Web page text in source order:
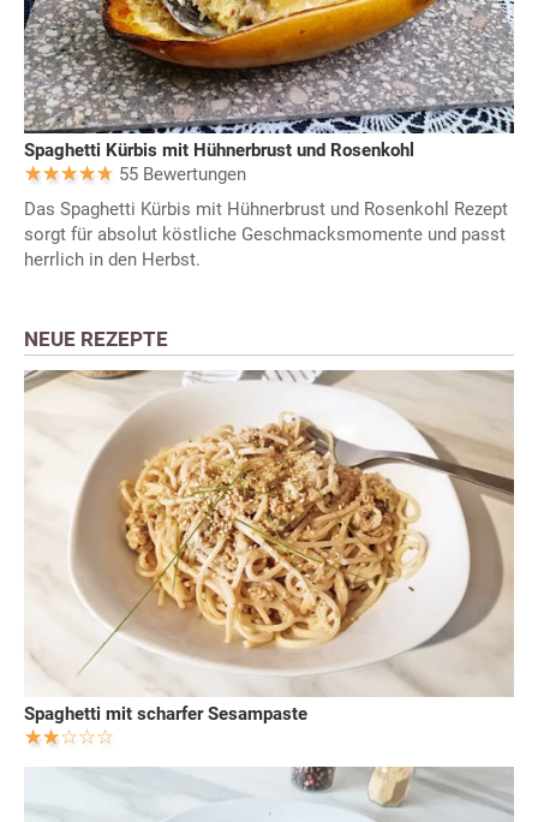
Spaghetti Kürbis mit Hühnerbrust und Rosenkohl
55 Bewertungen
Das Spaghetti Kürbis mit Hühnerbrust und Rosenkohl Rezept
sorgt für absolut köstliche Geschmacksmomente und passt
herrlich in den Herbst.
NEUE REZEPTE
Spaghetti mit scharfer Sesampaste